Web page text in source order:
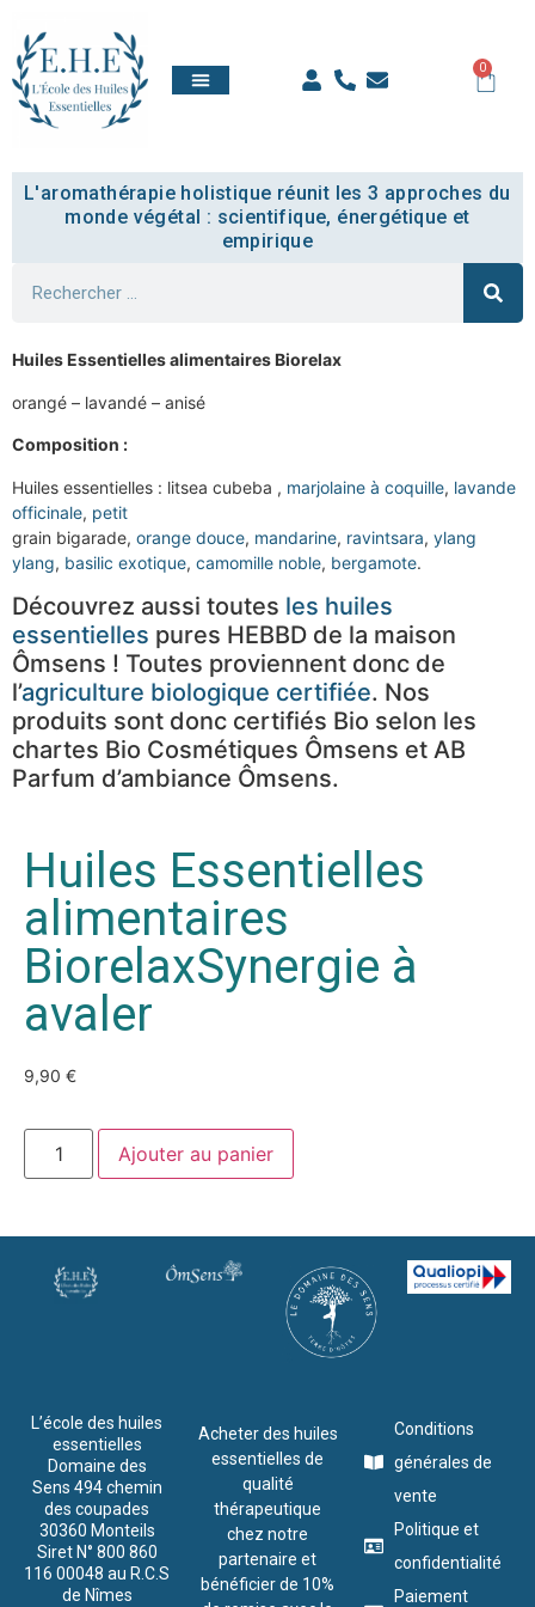
0
L'aromathérapie holistique réunit les 3 approches du
monde végétal : scientifique, énergétique et
empirique
Huiles Essentielles alimentaires Biorelax
orangé – lavandé – anisé
Composition :
Huiles essentielles : litsea cubeba , marjolaine à coquille, lavande
officinale, petit
grain bigarade, orange douce, mandarine, ravintsara, ylang
ylang, basilic exotique, camomille noble, bergamote.
Découvrez aussi toutes les huiles
essentielles pures HEBBD de la maison
Ômsens ! Toutes proviennent donc de
l’agriculture biologique certifiée. Nos
produits sont donc certifiés Bio selon les
chartes Bio Cosmétiques Ômsens et AB
Parfum d’ambiance Ômsens.
Huiles Essentielles
alimentaires
BiorelaxSynergie à
avaler
9,90 €
Ajouter au panier
L’école des huiles
essentielles
Domaine des
Sens 494 chemin
des coupades
30360 Monteils
Siret N° 800 860
116 00048 au R.C.S
de Nîmes
Acheter des huiles
essentielles de
qualité
thérapeutique
chez notre
partenaire et
bénéficier de 10%
Conditions
générales de
vente
Politique et
confidentialité
Paiement